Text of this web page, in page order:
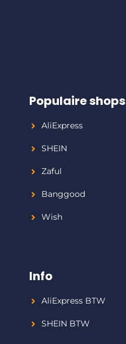
Populaire shops
AliExpress
SHEIN
Zaful
Banggood
Wish
Info
AliExpress BTW
SHEIN BTW